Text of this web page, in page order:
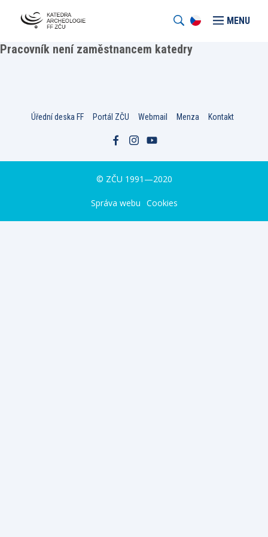
MENU
Pracovník není zaměstnancem katedry
Úřední deska FF Portál ZČU Webmail Menza Kontakt
© ZČU 1991—2020
Správa webu Cookies